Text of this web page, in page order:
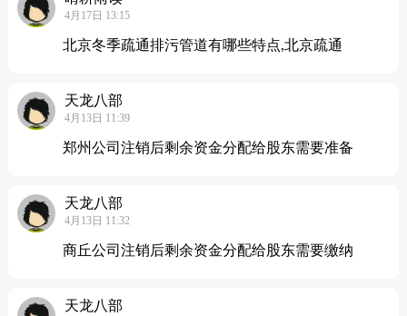
4月17日 13:15
北京冬季疏通排污管道有哪些特点,北京疏通
天龙八部
4月13日 11:39
郑州公司注销后剩余资金分配给股东需要准备
天龙八部
4月13日 11:32
商丘公司注销后剩余资金分配给股东需要缴纳
天龙八部